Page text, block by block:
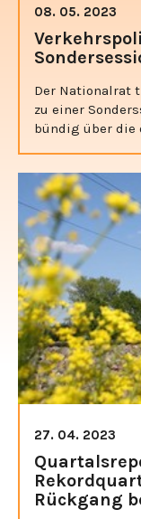
08. 05. 2023
Der Nationalrat
zu einer
bündig über die
27. 04. 2023
Rückgang